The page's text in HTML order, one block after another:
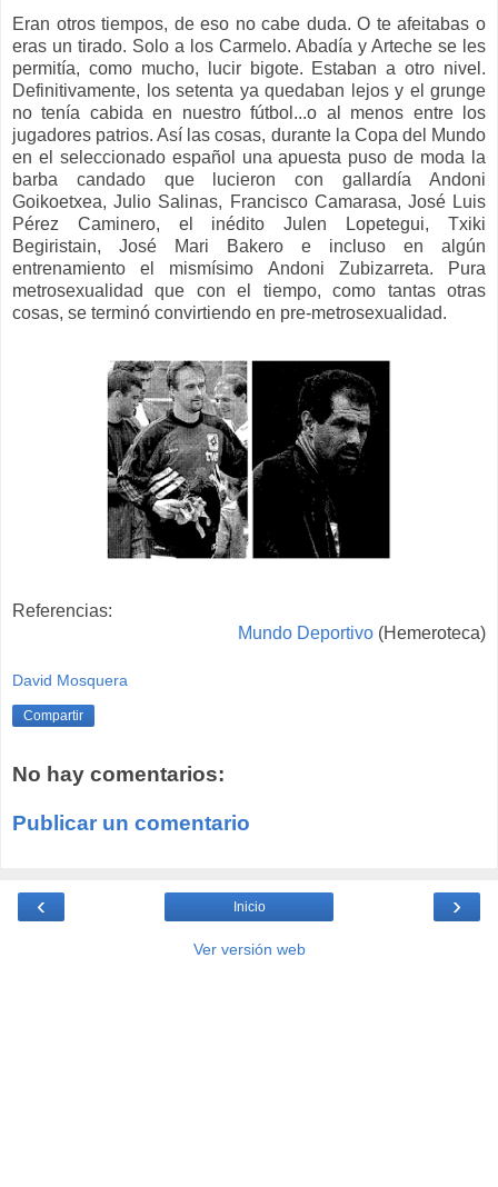
Eran otros tiempos, de eso no cabe duda. O te afeitabas o
eras un tirado. Solo a los Carmelo. Abadía y Arteche se les
permitía, como mucho, lucir bigote. Estaban a otro nivel.
Definitivamente, los setenta ya quedaban lejos y el grunge
no tenía cabida en nuestro fútbol...o al menos entre los
jugadores patrios. Así las cosas, durante la Copa del Mundo
en el seleccionado español una apuesta puso de moda la
barba candado que lucieron con gallardía Andoni
Goikoetxea, Julio Salinas, Francisco Camarasa, José Luis
Pérez Caminero, el inédito Julen Lopetegui, Txiki
Begiristain, José Mari Bakero e incluso en algún
entrenamiento el mismísimo Andoni Zubizarreta. Pura
metrosexualidad que con el tiempo, como tantas otras
cosas, se terminó convirtiendo en pre-metrosexualidad.
Referencias:
Mundo Deportivo (Hemeroteca)
David Mosquera
Compartir
No hay comentarios:
Publicar un comentario
‹ ›
Inicio
Ver versión web